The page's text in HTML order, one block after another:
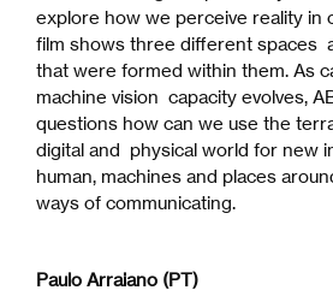
explore how we perceive reality in
film shows three different spaces
that were formed within them. As
machine vision capacity evolves,
questions how can we use the
digital and physical world for new
human, machines and places
ways of communicating.
Paulo Arraiano (PT)